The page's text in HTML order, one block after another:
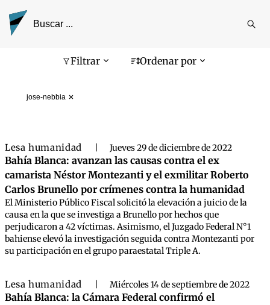
Filtrar Ordenar por
jose-nebbia
Pantalla de búsqueda
Lesa humanidad Jueves 29 de diciembre de 2022
Bahía Blanca: avanzan las causas contra el ex
camarista Néstor Montezanti y el exmilitar Roberto
Carlos Brunello por crímenes contra la humanidad
El Ministerio Público Fiscal solicitó la elevación a juicio de la
causa en la que se investiga a Brunello por hechos que
perjudicaron a 42 víctimas. Asimismo, el Juzgado Federal N°1
bahiense elevó la investigación seguida contra Montezanti por
su participación en el grupo paraestatal Triple A.
Lesa humanidad Miércoles 14 de septiembre de 2022
Bahía Blanca: la Cámara Federal confirmó el